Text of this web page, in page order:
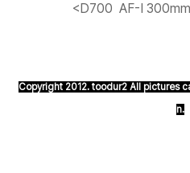
<D700 AF-I
Copyright 2012. toodur2 All pictures
n.